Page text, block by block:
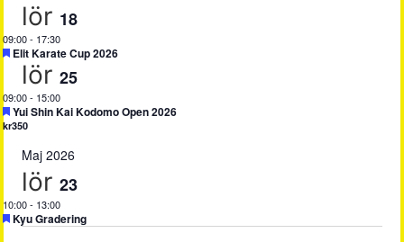
lör 18
09:00- 17:30
Uppmärksammad
Elit Karate Cup 2026
lör 25
09:00- 15:00
Uppmärksammad
Yui Shin Kai Kodomo Open 2026
kr350
Maj 2026
lör 23
10:00- 13:00
Uppmärksammad
Kyu Gradering